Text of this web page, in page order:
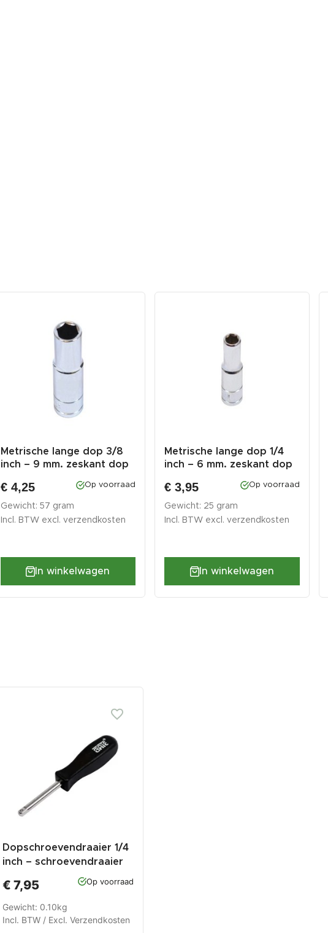
Metrische lange dop 3/8
inch – 9 mm. zeskant dop
€ 4,25 Op voorraad
Gewicht: 57 gram
Incl. BTW excl. verzendkosten
In winkelwagen
Metrische lange dop 1/4
inch – 6 mm. zeskant dop
€ 3,95 Op voorraad
Gewicht: 25 gram
Incl. BTW excl.verzendkosten
In winkelwagen
Dopschroevendraaier 1/4
inch – schroevendraaier
voor 1/4 inch doppen
€ 7,95 Op voorraad
Gewicht: 0.10kg
Incl. BTW / Excl. Verzendkosten